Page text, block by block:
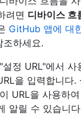
려면 디바이스 흐
GitHub 앱에 대
조하세요.
정 URL"에서
을 입력합니다.
URL을 사용하
알릴 수 있습니